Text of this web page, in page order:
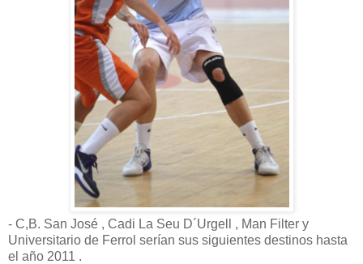
- C,B. San José , Cadi La Seu D´Urgell , Man Filter y
Universitario de Ferrol serían sus siguientes destinos hasta
el año 2011 .